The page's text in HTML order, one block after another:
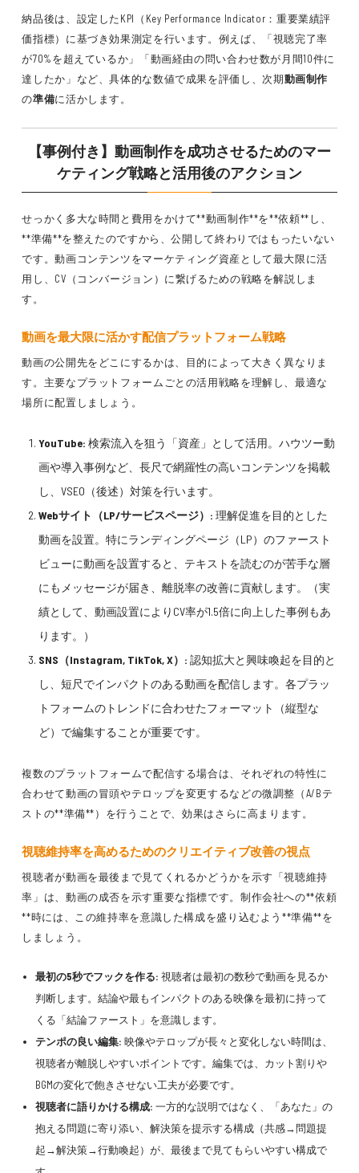
納品後は、設定したKPI（Key Performance Indicator：重要業績評
価指標）に基づき効果測定を行います。例えば、「視聴完了率
が70%を超えているか」「動画経由の問い合わせ数が月間10件に
達したか」など、具体的な数値で成果を評価し、次期動画制作
の準備に活かします。
【事例付き】動画制作を成功させるためのマー
ケティング戦略と活用後のアクション
せっかく多大な時間と費用をかけて**動画制作**を**依頼**し、
**準備**を整えたのですから、公開して終わりではもったいない
です。動画コンテンツをマーケティング資産として最大限に活
用し、CV（コンバージョン）に繋げるための戦略を解説しま
す。
動画を最大限に活かす配信プラットフォーム戦略
動画の公開先をどこにするかは、目的によって大きく異なりま
す。主要なプラットフォームごとの活用戦略を理解し、最適な
場所に配置しましょう。
YouTube: 検索流入を狙う「資産」として活用。ハウツー動
画や導入事例など、長尺で網羅性の高いコンテンツを掲載
し、VSEO（後述）対策を行います。
Webサイト（LP/サービスページ）: 理解促進を目的とした
動画を設置。特にランディングページ（LP）のファースト
ビューに動画を設置すると、テキストを読むのが苦手な層
にもメッセージが届き、離脱率の改善に貢献します。（実
績として、動画設置によりCV率が1.5倍に向上した事例もあ
ります。）
SNS（Instagram, TikTok, X）: 認知拡大と興味喚起を目的と
し、短尺でインパクトのある動画を配信します。各プラッ
トフォームのトレンドに合わせたフォーマット（縦型な
ど）で編集することが重要です。
複数のプラットフォームで配信する場合は、それぞれの特性に
合わせて動画の冒頭やテロップを変更するなどの微調整（A/Bテ
ストの**準備**）を行うことで、効果はさらに高まります。
視聴維持率を高めるためのクリエイティブ改善の視点
視聴者が動画を最後まで見てくれるかどうかを示す「視聴維持
率」は、動画の成否を示す重要な指標です。制作会社への**依頼
**時には、この維持率を意識した構成を盛り込むよう**準備**を
しましょう。
最初の5秒でフックを作る: 視聴者は最初の数秒で動画を見るか
判断します。結論や最もインパクトのある映像を最初に持って
くる「結論ファースト」を意識します。
テンポの良い編集: 映像やテロップが長々と変化しない時間は、
視聴者が離脱しやすいポイントです。編集では、カット割りや
BGMの変化で飽きさせない工夫が必要です。
視聴者に語りかける構成: 一方的な説明ではなく、「あなた」の
抱える問題に寄り添い、解決策を提示する構成（共感→問題提
起→解決策→行動喚起）が、最後まで見てもらいやすい構成で